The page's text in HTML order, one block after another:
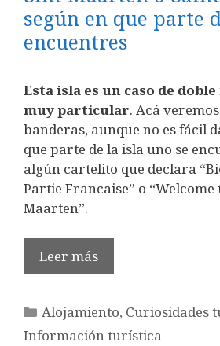
según en que parte
encuentres
Esta isla es un caso de
muy particular. Acá
banderas, aunque no es fácil
que parte de la isla uno se
algún cartelito que declara
Partie Francaise” o
Maarten”.
Leer más
Categorías
Alojamiento, Curiosidades
Información turística